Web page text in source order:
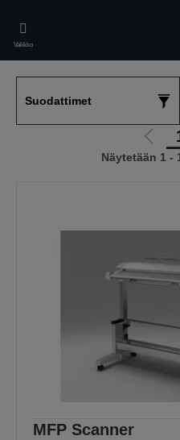
main
content
Valikko
Suodattimet
Näytetään 1 -
MFP Scanner